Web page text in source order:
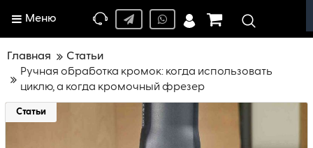
Меню
Главная
Статьи
Ручная обработка кромок: когда использовать
циклю, а когда кромочный фрезер
Статьи